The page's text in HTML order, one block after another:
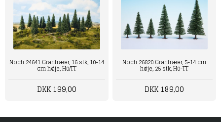
Noch 24641 Grantræer, 16 stk, 10-14
cm høje, H0/TT
DKK 199,00
Noch 26820 Grantræer, 5-14 cm
høje, 25 stk, H0-TT
DKK 189,00